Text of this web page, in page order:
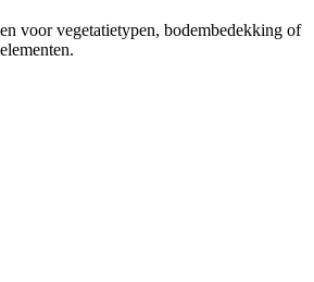
voor vegetatietypen, bodembedekking of